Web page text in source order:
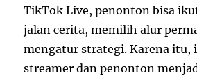
TikTok Live, penonton bisa
jalan cerita, memilih alur
mengatur strategi. Karena itu,
streamer dan penonton